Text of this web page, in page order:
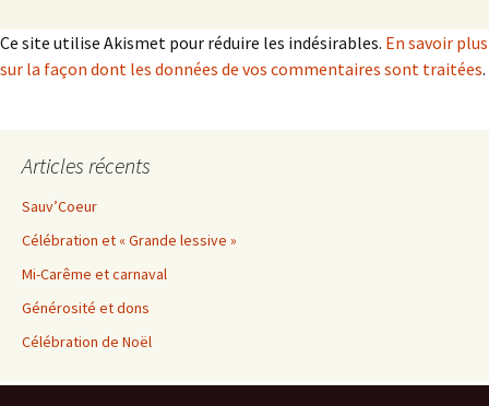
Ce site utilise Akismet pour réduire les indésirables. En savoir plus
sur la façon dont les données de vos commentaires sont traitées.
Articles récents
Sauv’Coeur
Célébration et « Grande lessive »
Mi-Carême et carnaval
Générosité et dons
Célébration de Noël